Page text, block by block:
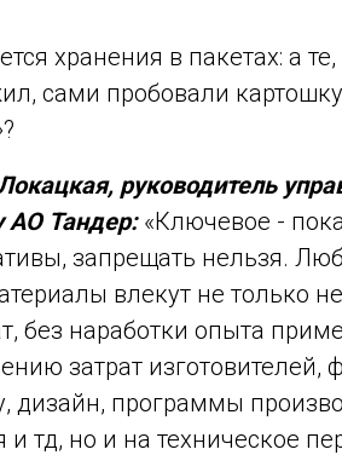
хранения в пакетах: а те,
сами пробовали
руководитель
АО Тандер:«Ключевое -
запрещать нельзя.
влекут не только
без наработки опыта
затрат изготовителей,
дизайн, программы
и тд, но и на техническое